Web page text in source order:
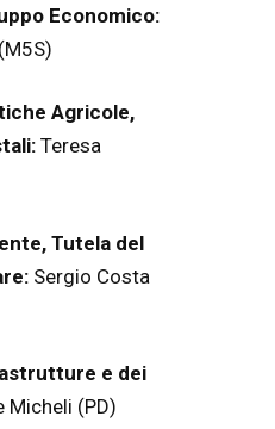
Economico:
Agricole,
Teresa
Tutela del
Sergio Costa
e dei
Micheli (PD)